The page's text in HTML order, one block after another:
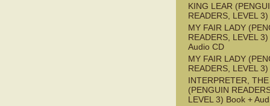
KING LEAR
READERS, LEVEL
MY FAIR LADY
READERS, LEVEL
Audio CD
MY FAIR LADY
READERS, LEVEL
INTERPRETER, THE
(PENGUIN
LEVEL 3) Book +